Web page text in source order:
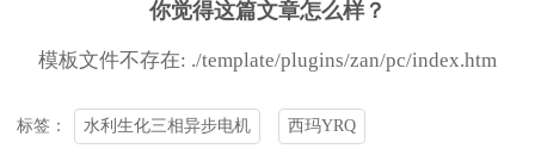
你觉得这篇文章怎么样？
模板文件不存在: ./template/plugins/zan/pc/index.htm
标签： 水利生化三相异步电机 西玛YRQ